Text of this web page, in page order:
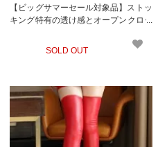
【ビッグサマーセール対象品】ストッ
キング特有の透け感とオープンクロッ
ディストッキング(STOCKING) ブラッ
SOLD OUT